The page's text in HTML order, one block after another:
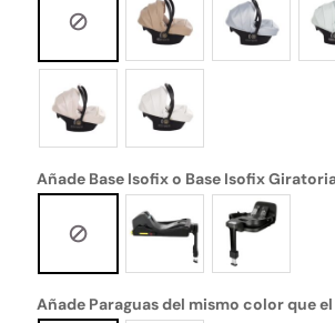
Añade Base Isofix o Base Isofix
Añade Paraguas del mismo color que